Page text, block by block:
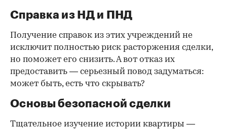
Справка из НД и ПНД
Получение справок из этих учреждений не
исключит полностью риск расторжения сделки,
но поможет его снизить. А вот отказ их
предоставить — серьезный повод задуматься:
может быть, есть что скрывать?
Основы безопасной сделки
Тщательное изучение истории квартиры —